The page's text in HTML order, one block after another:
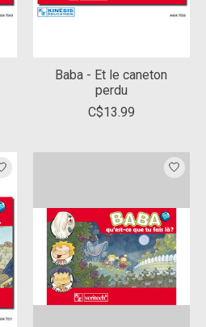
Baba - Et le caneton
perdu
C$13.99